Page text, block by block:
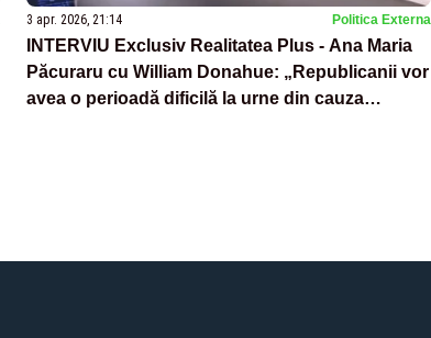
3 apr. 2026, 21:14 Politica Externa
INTERVIU Exclusiv Realitatea Plus - Ana Maria
Păcuraru cu William Donahue: „Republicanii vor
avea o perioadă dificilă la urne din cauza